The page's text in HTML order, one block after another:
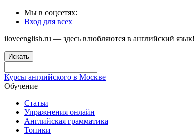
Мы в соцсетях:
Вход для всех
iloveenglish.ru — здесь влюбляются в английский язык!
Искать
Курсы английского в Москве
Обучение
Статьи
Упражнения онлайн
Английская грамматика
Топики